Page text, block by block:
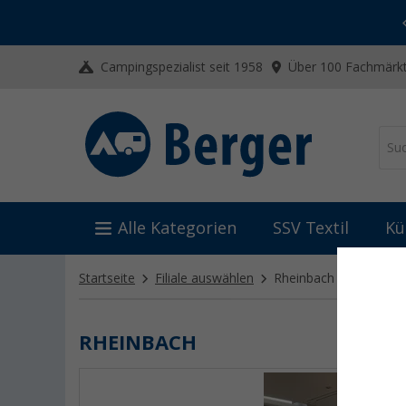
Campingspezialist seit 1958 Über 100
Alle Kategorien SSV Textil
Startseite Filiale auswählen Rheinbach
RHEINBACH